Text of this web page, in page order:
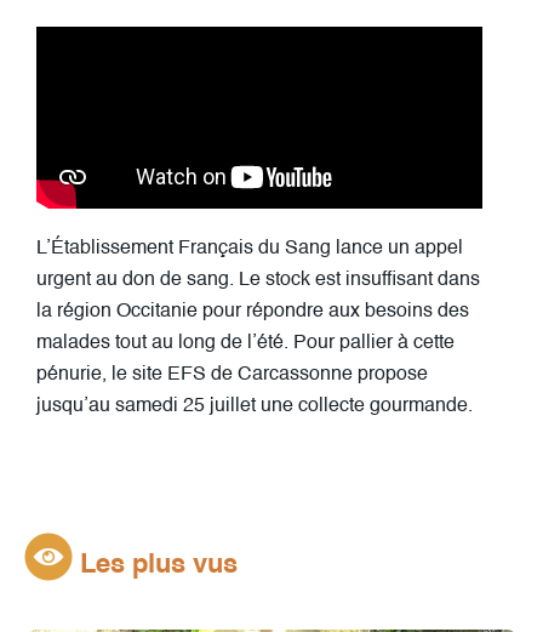
L’Établissement Français du Sang lance un appel
urgent au don de sang. Le stock est insuffisant dans
la région Occitanie pour répondre aux besoins des
malades tout au long de l’été. Pour pallier à cette
pénurie, le site EFS de Carcassonne propose
jusqu’au samedi 25 juillet une collecte gourmande.
Les plus vus